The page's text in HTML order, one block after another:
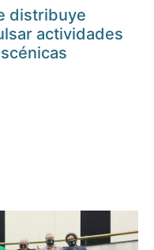
distribuye
actividades